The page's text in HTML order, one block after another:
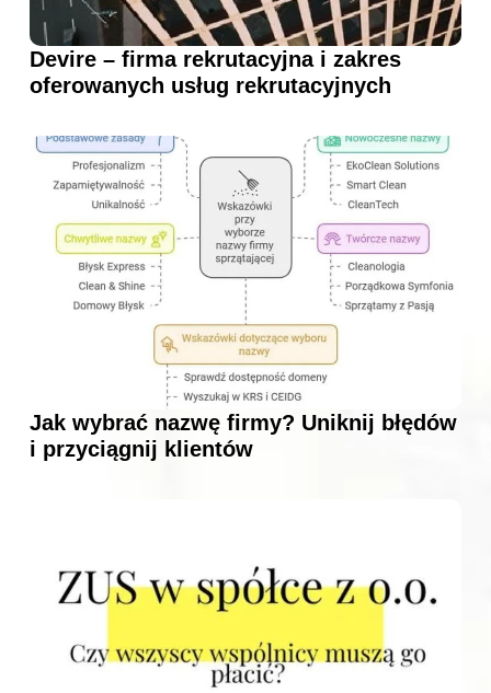
Devire – firma rekrutacyjna i zakres
oferowanych usług rekrutacyjnych
Jak wybrać nazwę firmy? Uniknij błędów
i przyciągnij klientów